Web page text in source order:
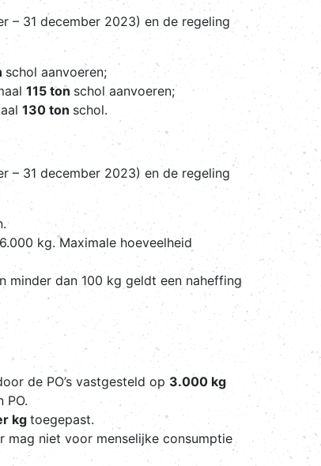
– 31 december 2023) en de regeling
schol aanvoeren;
115 ton schol aanvoeren;
130 ton schol.
– 31 december 2023) en de regeling
kg. Maximale hoeveelheid
minder dan 100 kg geldt een naheffing
de PO’s vastgesteld op 3.000 kg
PO.
kgtoegepast.
mag niet voor menselijke consumptie